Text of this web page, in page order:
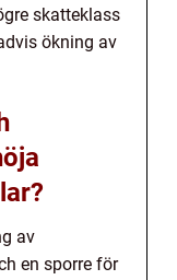
skatteklass
ökning av
av
en sporre för